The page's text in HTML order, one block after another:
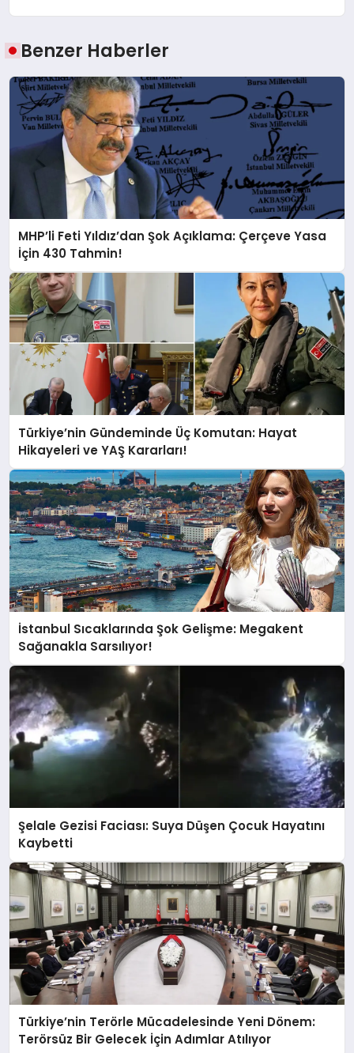
Benzer Haberler
MHP’li Feti Yıldız’dan Şok Açıklama: Çerçeve Yasa
İçin 430 Tahmin!
Türkiye’nin Gündeminde Üç Komutan: Hayat
Hikayeleri ve YAŞ Kararları!
İstanbul Sıcaklarında Şok Gelişme: Megakent
Sağanakla Sarsılıyor!
Şelale Gezisi Faciası: Suya Düşen Çocuk Hayatını
Kaybetti
Türkiye’nin Terörle Mücadelesinde Yeni Dönem:
Terörsüz Bir Gelecek İçin Adımlar Atılıyor